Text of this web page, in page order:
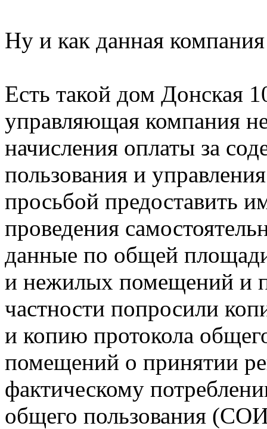
Ну и как данная
Есть такой дом Донская
управляющая компания
начисления оплаты за
пользования и
просьбой предоставить
проведения
данные по общей
и нежилых помещений и
частности попросили
и копию протокола
помещений о принятии
фактическому
общего пользования